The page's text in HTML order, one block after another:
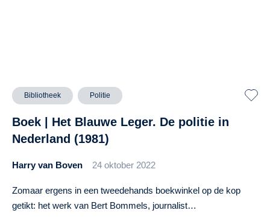
Bibliotheek Politie
Boek | Het Blauwe Leger. De politie in
Nederland (1981)
Harry van Boven 24 oktober 2022
Zomaar ergens in een tweedehands boekwinkel op de kop
getikt: het werk van Bert Bommels, journalist…